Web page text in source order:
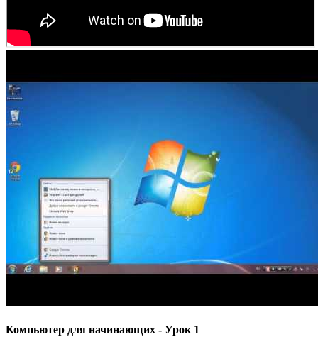
Компьютер для начинающих - Урок 1